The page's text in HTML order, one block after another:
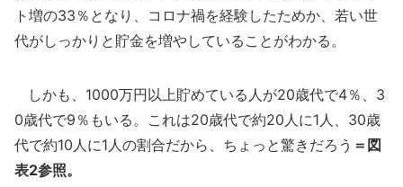
ト増の33％となり、コロナ禍を経験したためか、若い世
代がしっかりと貯金を増やしていることがわかる。
しかも、1000万円以上貯めている人が20歳代で4％、3
0歳代で9％もいる。これは20歳代で約20人に1人、30歳
代で約10人に1人の割合だから、ちょっと驚きだろう ＝図
表2参照。